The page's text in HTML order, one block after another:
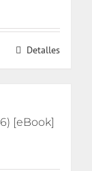
Detalles
[eBook]